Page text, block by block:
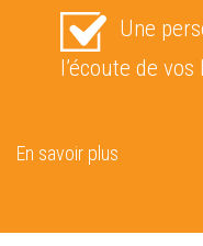
Une
l’écoute de vos
En savoir plus